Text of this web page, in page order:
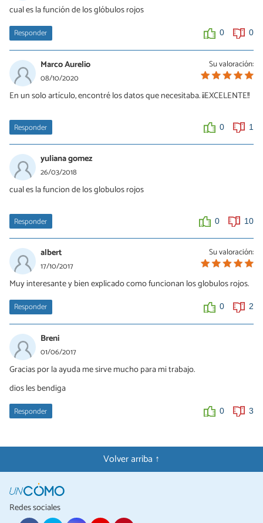
cual es la función de los glóbulos rojos
Responder 0 0
Su valoración:
Marco Aurelio
08/10/2020
En un solo artículo, encontré los datos que necesitaba. ¡¡EXCELENTE!!
Responder 0 1
yuliana gomez
26/03/2018
cual es la funcion de los globulos rojos
Responder 0 10
Su valoración:
albert
17/10/2017
Muy interesante y bien explicado como funcionan los globulos rojos.
Responder 0 2
Breni
01/06/2017
Gracias por la ayuda me sirve mucho para mi trabajo.
dios les bendiga
Responder 0 3
Volver arriba ↑
Redes sociales